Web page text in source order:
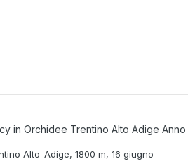
in Orchidee Trentino Alto Adige Anno
Alto-Adige, 1800 m, 16 giugno